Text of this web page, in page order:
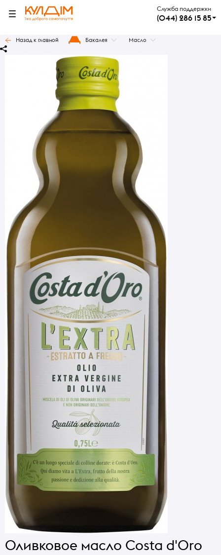
Служба поддержки
(044) 286 15 85
Назад к главной Бакалея Масло
Оливковое масло Costa d'Oro